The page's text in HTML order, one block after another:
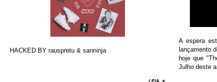
HACKED BY rauspretu & sanninja
A espera
lançamento
hoje que
Julho deste